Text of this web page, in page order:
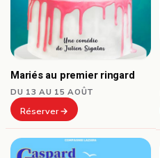
Mariés au premier ringard
DU 13 AU 15 AOÛT
Réserver